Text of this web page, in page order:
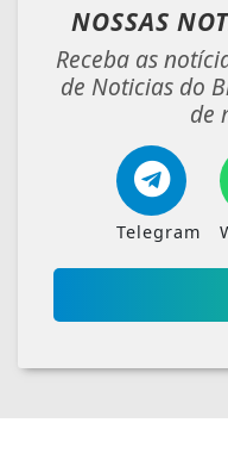
NOSSAS
Receba as
de Noticias do
de
Telegram